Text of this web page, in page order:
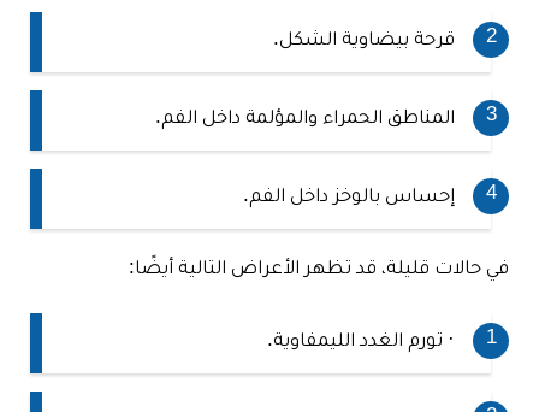
قرحة بيضاوية الشكل.
المناطق الحمراء والمؤلمة داخل الفم.
إحساس بالوخز داخل الفم.
في حالات قليلة، قد تظهر الأعراض التالية أيضًا:
· تورم الغدد الليمفاوية.